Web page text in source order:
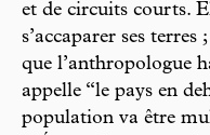
et de circuits courts.
s’accaparer ses terres
que l’anthropologue
appelle “le pays en
population va être